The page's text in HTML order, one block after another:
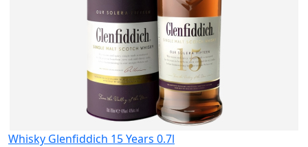
Whisky Glenfiddich 15 Years 0.7l